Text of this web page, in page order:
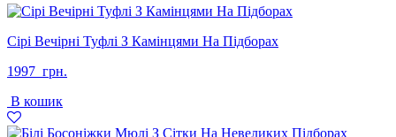
Сірі Вечірні Туфлі З Камінцями На Підборах
1997 грн.
В кошик